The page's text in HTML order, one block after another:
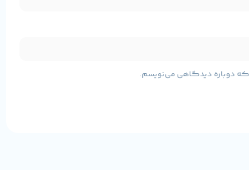
که دوباره دیدگاهی می‌نویسم.